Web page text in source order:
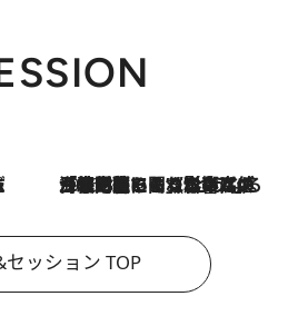
2026.8.3
「住宅建てられない…」「サーチャージ料の高値が続いている」ホルムズ海峡封鎖による影響はいつまで続く？《エネルギー専門家に聞く“どうなる日本の暮らし”》
セッション TOP